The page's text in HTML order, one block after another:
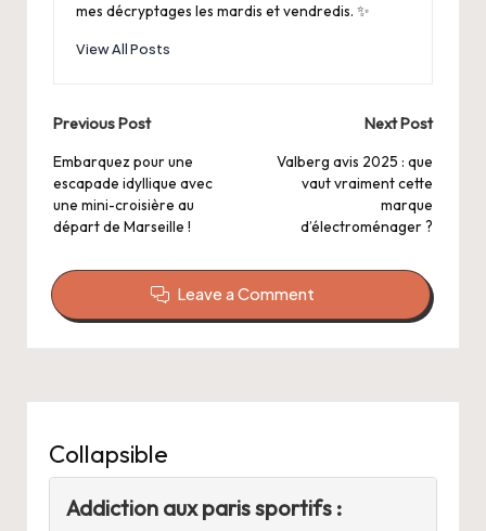
mes décryptages les mardis et vendredis. ✨
View All Posts
Post
navigation
Previous Post
Embarquez pour une
escapade idyllique avec
une mini-croisière au
départ de Marseille !
Next Post
Valberg avis 2025 : que
vaut vraiment cette
marque
d’électroménager ?
Leave a Comment
Collapsible
Addiction aux paris sportifs :